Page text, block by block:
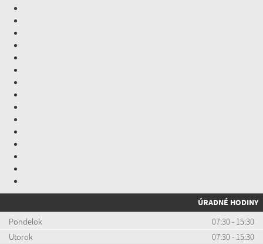
ÚRADNÉ HODINY
Pondelok
07:30 - 15:30
Utorok
07:30 - 15:30